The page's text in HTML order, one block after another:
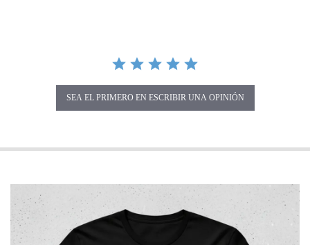
SEA EL PRIMERO EN ESCRIBIR UNA OPINIÓN